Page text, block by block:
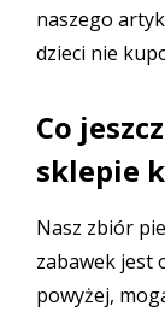
naszego
dzieci nie
Co
sklepie
Nasz zbiór
zabawek jest
powyżej,